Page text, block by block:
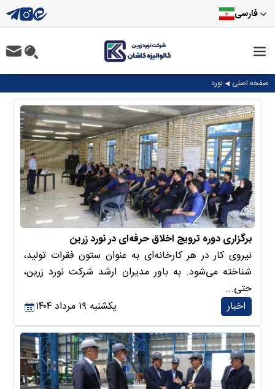
فارسی
صفحه اصلی نورد
برگزاری دوره ترویج اخلاق حرفه‌ای در نورد زرین
نیروی کار در هر کارخانه‌ای ‌به عنوان ستون فقرات تولید،
شناخته می‌شود. به باور مدیران ارشد شرکت نورد زرین،
حتی...
اخبار
یکشنبه ۱۹ مرداد ۱۴۰۴